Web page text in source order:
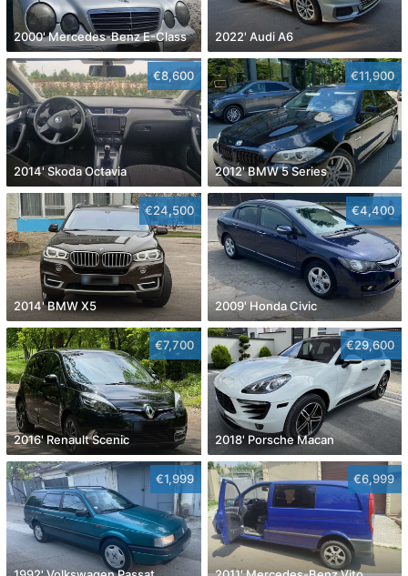
2000' Mercedes-Benz E-Class 2022' Audi A6
€8,600
2014' Skoda Octavia
€11,900
2012' BMW 5 Series
€24,500
2014' BMW X5
€4,400
2009' Honda Civic
€7,700
2016' Renault Scenic
€29,600
2018' Porsche Macan
€1,999 €6,999